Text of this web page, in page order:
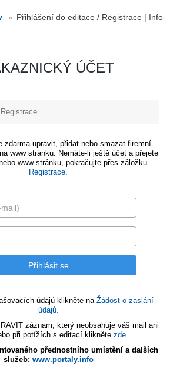
Přihlášení do editace / Registrace | Info-
ÚČET
Registrace
zdarma upravit, přidat nebo smazat firemní
www stránku. Nemáte-li ještě účet a přejete
www stránku, pokračujte přes záložku
Registrace.
údajů klikněte na Žádost o zaslání
údajů.
záznam, který neobsahuje váš mail ani
při potížích s editací klikněte zde.
přednostního umístění a dalších
služeb: www.portaly.info